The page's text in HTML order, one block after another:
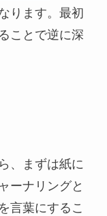
ります。最初
ことで逆に深
、まずは紙に
ーナリングと
言葉にするこ